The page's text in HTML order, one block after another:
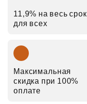
11,9% на весь срок
для всех
Максимальная
скидка при 100%
оплате